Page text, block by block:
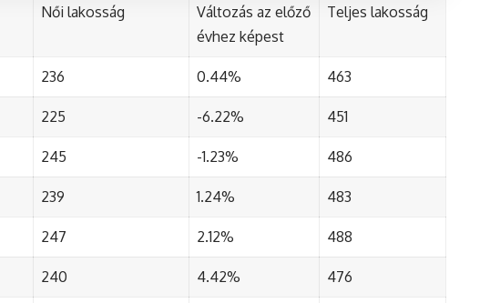
Női lakosság
Változás az előző
évhez képest
Teljes lakosság
236 0.44% 463
225 -6.22% 451
245 -1.23% 486
239 1.24% 483
247 2.12% 488
240 4.42% 476